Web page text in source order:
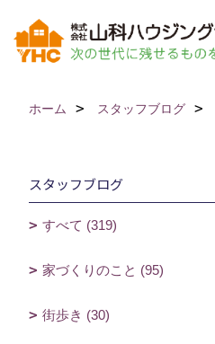
ホーム スタッフブログ
スタッフブログ
すべて (319)
家づくりのこと (95)
街歩き (30)